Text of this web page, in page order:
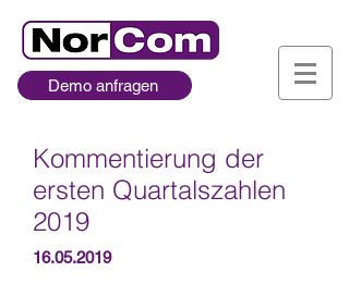
Demo anfragen
Kommentierung der
ersten Quartalszahlen
2019
16.05.2019